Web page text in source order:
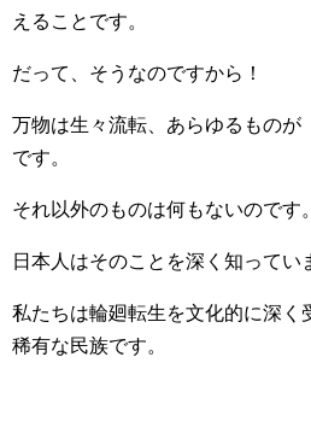
えることです。
だって、そうなのですから！
万物は生々流転、あらゆるものが
です。
それ以外のものは何もないのです。
日本人はそのことを深く知ってい
私たちは輪廻転生を文化的に深く
稀有な民族です。